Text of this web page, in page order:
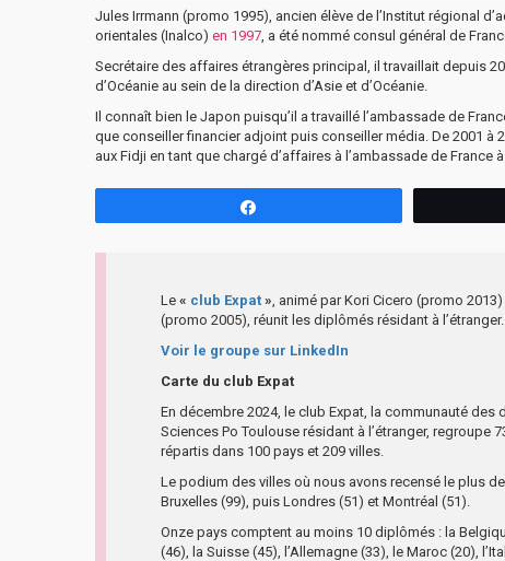
Jules Irrmann (promo 1995), ancien élève de l’Institut régional
orientales (Inalco) en 1997 , a été nommé consul général de
Secrétaire des affaires étrangères principal, il travaillait depuis
d’Océanie au sein de la direction d’Asie et d’Océanie.
Il connaît bien le Japon puisqu’il a travaillé l’ambassade de
que conseiller financier adjoint puis conseiller média. De 2001 à
aux Fidji en tant que chargé d’affaires à l’ambassade de France à
Le « club Expat » , animé par Kori Cicero (promo
(promo 2005), réunit les diplômés résidant à l’étranger.
Voir le groupe sur LinkedIn
Carte du club Expat
En décembre 2024, le club Expat, la communauté des
Sciences Po Toulouse résidant à l’étranger, regroupe
répartis dans 100 pays et 209 villes.
Le podium des villes où nous avons recensé le plus
Bruxelles (99), puis Londres (51) et Montréal (51).
Onze pays comptent au moins 10 diplômés : la
(46), la Suisse (45), l’Allemagne (33), le Maroc (20),